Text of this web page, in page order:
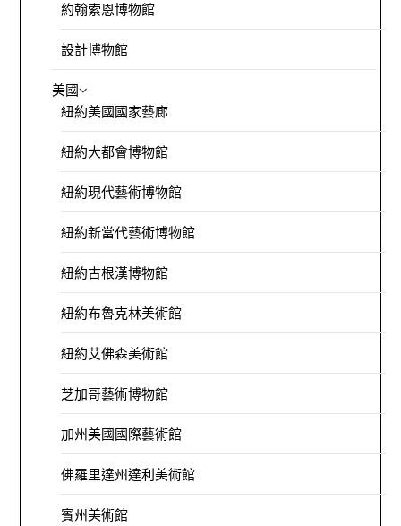
約翰索恩博物館
設計博物館
美國
紐約美國國家藝廊
紐約大都會博物館
紐約現代藝術博物館
紐約新當代藝術博物館
紐約古根漢博物館
紐約布魯克林美術館
紐約艾佛森美術館
芝加哥藝術博物館
加州美國國際藝術館
佛羅里達州達利美術館
賓州美術館